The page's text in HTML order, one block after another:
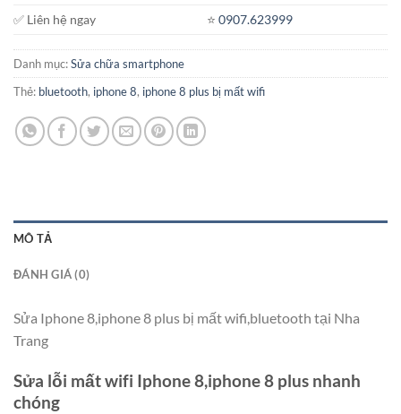
✅ Liên hệ ngay
⭐️0907.623999
Danh mục:Sửa chữa smartphone
Thẻ: bluetooth, iphone 8, iphone 8 plus bị mất wifi
MÔ TẢ
ĐÁNH GIÁ (0)
Sửa Iphone 8,iphone 8 plus bị mất wifi,bluetooth tại Nha
Trang
Sửa lỗi mất wifi Iphone 8,iphone 8 plus nhanh
chóng